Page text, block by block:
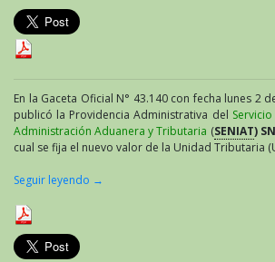
En la Gaceta Oficial N° 43.140 con fecha lunes 2
publicó la Providencia Administrativa del
Administración Aduanera y Tributaria (SENIAT)
cual se fija el nuevo valor de la Unidad Tributaria
Seguir leyendo →